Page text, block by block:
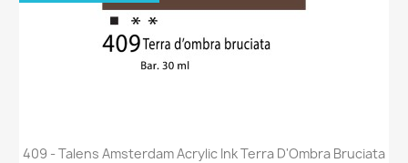
409 - Talens Amsterdam Acrylic Ink Terra D'Ombra Bruciata